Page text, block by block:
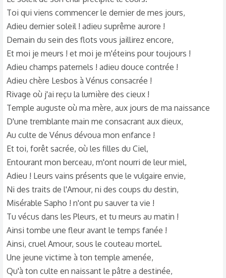
Toi qui viens commencer le dernier de mes jours,
Adieu dernier soleil ! adieu suprême aurore !
Demain du sein des flots vous jaillirez encore,
Et moi je meurs ! et moi je m'éteins pour toujours !
Adieu champs paternels ! adieu douce contrée !
Adieu chère Lesbos à Vénus consacrée !
Rivage où j'ai reçu la lumière des cieux !
Temple auguste où ma mère, aux jours de ma naissance
D'une tremblante main me consacrant aux dieux,
Au culte de Vénus dévoua mon enfance !
Et toi, forêt sacrée, où les filles du Ciel,
Entourant mon berceau, m'ont nourri de leur miel,
Adieu ! Leurs vains présents que le vulgaire envie,
Ni des traits de l'Amour, ni des coups du destin,
Misérable Sapho ! n'ont pu sauver ta vie !
Tu vécus dans les Pleurs, et tu meurs au matin !
Ainsi tombe une fleur avant le temps fanée !
Ainsi, cruel Amour, sous le couteau mortel.
Une jeune victime à ton temple amenée,
Qu'à ton culte en naissant le pâtre a destinée,